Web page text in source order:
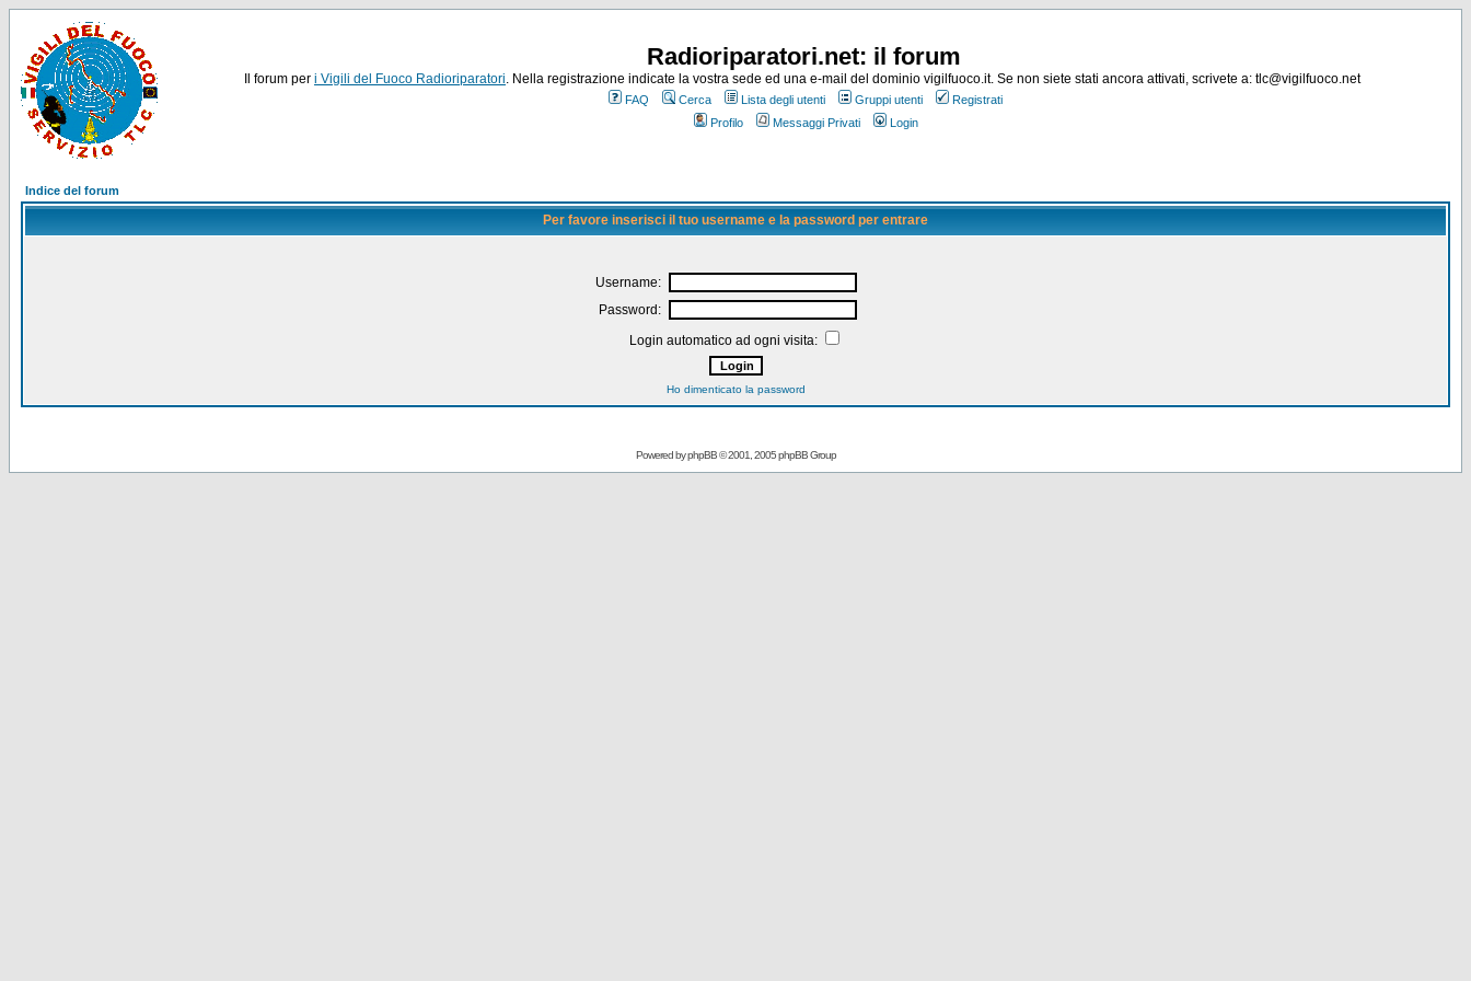
Radioriparatori.net: il forum
Il forum per i Vigili del Fuoco Radioriparatori. Nella registrazione indicate la vostra sede ed una e-mail del dominio vigilfuoco.it. Se non siete stati ancora attivati, scrivete a: tlc@vigilfuoco.net
FAQ Cerca Lista degli utenti Gruppi utenti
Registrati
Profilo
Messaggi Privati Login
Indice del forum
Per favore inserisci il tuo username e la password per entrare
Username:
Password:
Login automatico ad ogni visita:
Ho dimenticato la password
Powered byphpBB© 2001, 2005 phpBB Group